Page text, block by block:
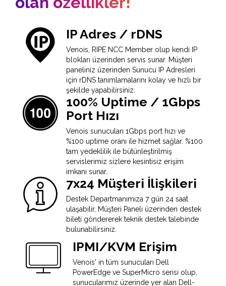
IP Adres / rDNS
Venois, RIPE NCC Member olup kendi IP
blokları üzerinden servis sunar. Müşteri
paneliniz üzerinden Sunucu IP Adresleri
için rDNS tanımlamalarını kolay ve hızlı bir
şekilde yapabilirsiniz.
100% Uptime / 1Gbps
Port Hızı
Venois sunucuları 1Gbps port hızı ve
%100 uptime oranı ile hizmet sağlar. %100
tam yedeklilik ile bütünleştirilmiş
servislerimiz sizlere kesintisiz erişim
imkanı sunar.
7x24 Müşteri İlişkileri
Destek Departmanımıza 7 gün 24 saat
ulaşabilir, Müşteri Paneli üzerinden destek
bileti göndererek teknik destek talebinde
bulunabilirsiniz.
IPMI/KVM Erişim
Venois' in tüm sunucuları Dell
PowerEdge ve SuperMicro serisi olup,
sunucularımız üzerinde yer alan Dell-